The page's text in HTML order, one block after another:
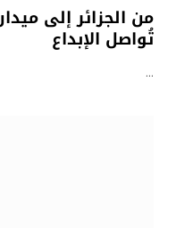
من الجزائر إلى
تُواصل الإبداع
…